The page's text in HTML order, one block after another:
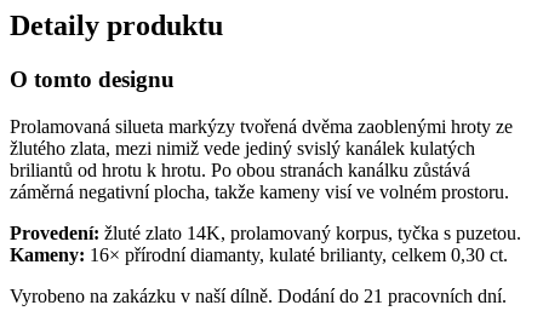
Detaily produktu
O tomto designu
Prolamovaná silueta markýzy tvořená dvěma zaoblenými hroty ze
žlutého zlata, mezi nimiž vede jediný svislý kanálek kulatých
briliantů od hrotu k hrotu. Po obou stranách kanálku zůstává
záměrná negativní plocha, takže kameny visí ve volném prostoru.
Provedení: žluté zlato 14K, prolamovaný korpus, tyčka s puzetou.
Kameny: 16× přírodní diamanty, kulaté brilianty, celkem 0,30 ct.
Vyrobeno na zakázku v naší dílně. Dodání do 21 pracovních dní.